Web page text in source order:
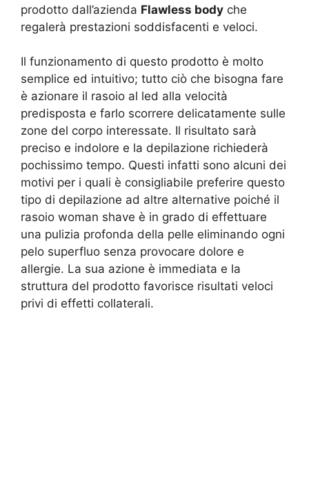
prodotto dall’azienda Flawless body che
regalerà prestazioni soddisfacenti e veloci.
Il funzionamento di questo prodotto è molto
semplice ed intuitivo; tutto ciò che bisogna fare
è azionare il rasoio al led alla velocità
predisposta e farlo scorrere delicatamente sulle
zone del corpo interessate. Il risultato sarà
preciso e indolore e la depilazione richiederà
pochissimo tempo. Questi infatti sono alcuni dei
motivi per i quali è consigliabile preferire questo
tipo di depilazione ad altre alternative poiché il
rasoio woman shave è in grado di effettuare
una pulizia profonda della pelle eliminando ogni
pelo superfluo senza provocare dolore e
allergie. La sua azione è immediata e la
struttura del prodotto favorisce risultati veloci
privi di effetti collaterali.